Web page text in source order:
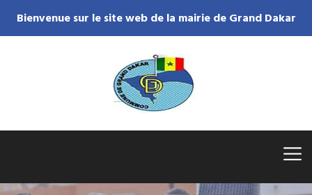
Bienvenue sur le site web de la mairie de Grand Dakar